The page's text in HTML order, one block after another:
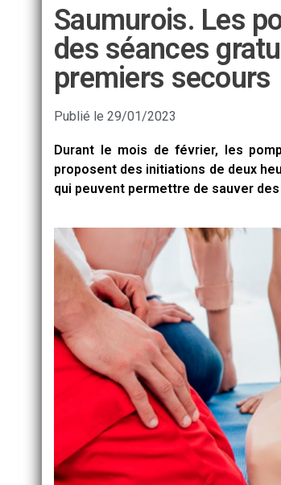
Saumurois. Les
des séances
premiers secours
Publié le 29/01/2023
Durant le mois de février, les
proposent des initiations de deux
qui peuvent permettre de sauver